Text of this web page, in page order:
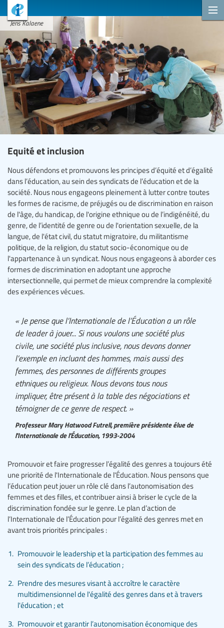
Jens Kalaene
Equité et inclusion
Nous défendons et promouvons les principes d’équité et d’égalité
dans l’éducation, au sein des syndicats de l’éducation et de la
société. Nous nous engageons pleinement à lutter contre toutes
les formes de racisme, de préjugés ou de discrimination en raison
de l'âge, du handicap, de l'origine ethnique ou de l’indigénéité, du
genre, de l’identité de genre ou de l'orientation sexuelle, de la
langue, de l'état civil, du statut migratoire, du militantisme
politique, de la religion, du statut socio-économique ou de
l'appartenance à un syndicat. Nous nous engageons à aborder ces
formes de discrimination en adoptant une approche
intersectionnelle, qui permet de mieux comprendre la complexité
des expériences vécues.
« Je pense que l’Internationale de l’Éducation a un rôle
de leader à jouer... Si nous voulons une société plus
civile, une société plus inclusive, nous devons donner
l’exemple en incluant des hommes, mais aussi des
femmes, des personnes de différents groupes
ethniques ou religieux. Nous devons tous nous
impliquer, être présent à la table des négociations et
témoigner de ce genre de respect. »
Professeur Mary Hatwood Futrell, première présidente élue de
l'Internationale de l’Éducation, 1993-2004
Promouvoir et faire progresser l’égalité des genres a toujours été
une priorité de l'Internationale de l'Éducation. Nous pensons que
l’éducation peut jouer un rôle clé dans l’autonomisation des
femmes et des filles, et contribuer ainsi à briser le cycle de la
discrimination fondée sur le genre. Le plan d’action de
l’Internationale de l’Éducation pour l’égalité des genres met en
avant trois priorités principales :
Promouvoir le leadership et la participation des femmes au
sein des syndicats de l’éducation ;
Prendre des mesures visant à accroître le caractère
multidimensionnel de l'égalité des genres dans et à travers
l'éducation ; et
Promouvoir et garantir l’autonomisation économique des